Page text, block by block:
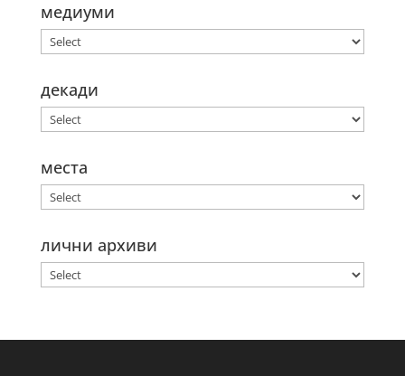
медиуми
декади
места
лични архиви